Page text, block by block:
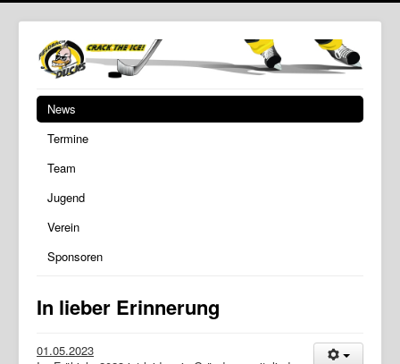
News
Termine
Team
Jugend
Verein
Sponsoren
In lieber Erinnerung
01.05.2023